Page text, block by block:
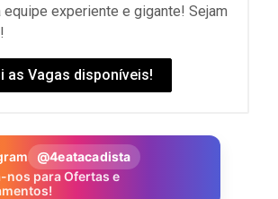
experiente e gigante! Sejam
as Vagas disponíveis!
@4eatacadista
nos para Ofertas e